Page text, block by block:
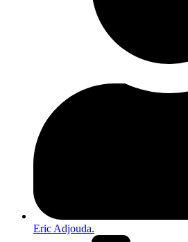
Eric Adjouda.